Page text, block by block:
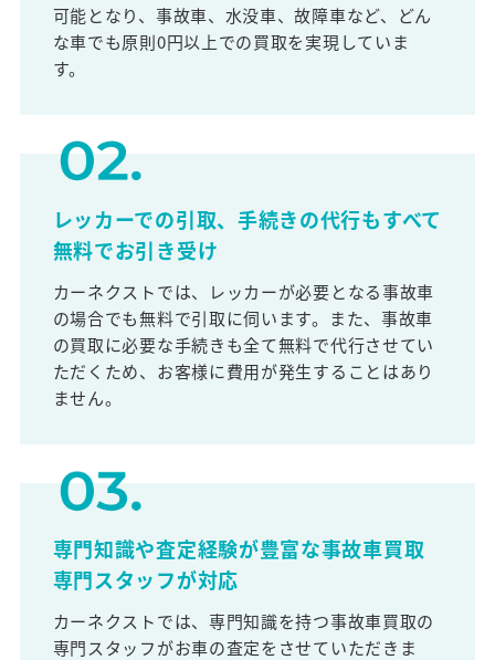
可能となり、事故車、水没車、故障車など、どん
な車でも原則0円以上での買取を実現していま
す。
レッカーでの引取、手続きの代行もすべて
無料でお引き受け
カーネクストでは、レッカーが必要となる事故車
の場合でも無料で引取に伺います。また、事故車
の買取に必要な手続きも全て無料で代行させてい
ただくため、お客様に費用が発生することはあり
ません。
専門知識や査定経験が豊富な事故車買取
専門スタッフが対応
カーネクストでは、専門知識を持つ事故車買取の
専門スタッフがお車の査定をさせていただきま